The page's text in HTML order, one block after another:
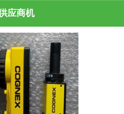
应商机